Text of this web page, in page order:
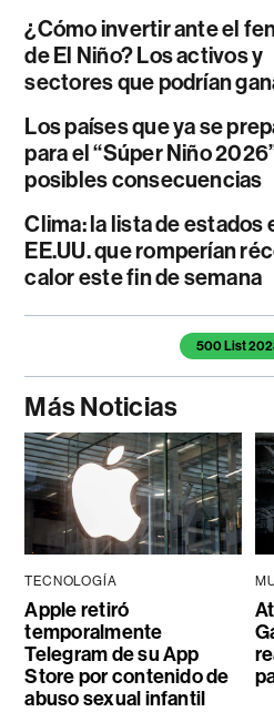
¿Cómo invertir ante el
de El Niño? Los activos y
sectores que podrían
Los países que ya se
para el “Súper Niño
posibles consecuencias
Clima: la lista de estados
EE.UU. que romperían
calor este fin de semana
Temas de este artículo500 List
Más Noticias
TECNOLOGÍA
Apple retiró
temporalmente
Telegram de su App
Store por contenido de
abuso sexual infantil